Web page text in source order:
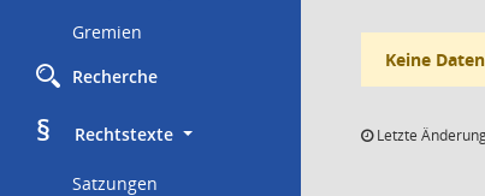
Gremien
Recherche
§
     Rechtstexte
Satzungen
Keine
Letzte